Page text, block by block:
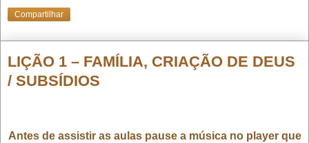
Compartilhar
LIÇÃO 1 – FAMÍLIA, CRIAÇÃO DE DEUS
/ SUBSÍDIOS
Antes de assistir as aulas pause a música no player que